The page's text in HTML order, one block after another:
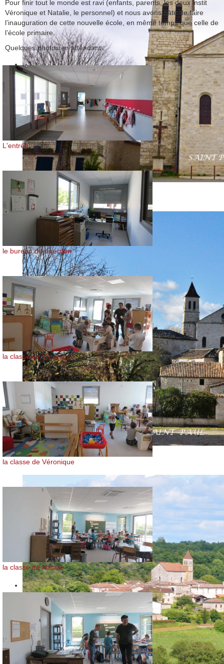
Pour finir tout le monde est ravi (enfants, parents, les deux instit
Véronique et Natalie, le personnel) et nous avons hâte de faire
l’inauguration de cette nouvelle école, en même temps que celle de
l’école primaire.
Quelques photos en attendant :
L'entrée
le bureau de direction
la classe de Véronique
la classe de Véronique
la classe de Natalie